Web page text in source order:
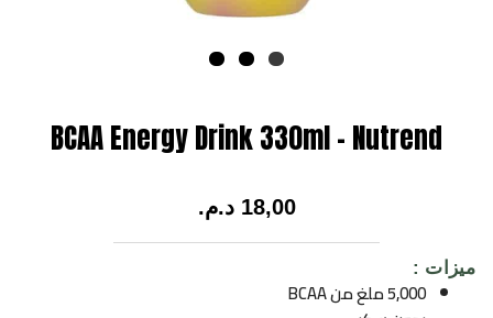
BCAA Energy Drink 330ml – Nutrend
18,00 د.م.
ميزات :
5,000 ملغ من BCAA